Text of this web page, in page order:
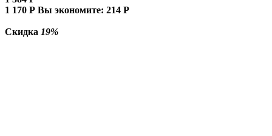
1 170 Р Вы экономите: 214 Р
Скидка 19%